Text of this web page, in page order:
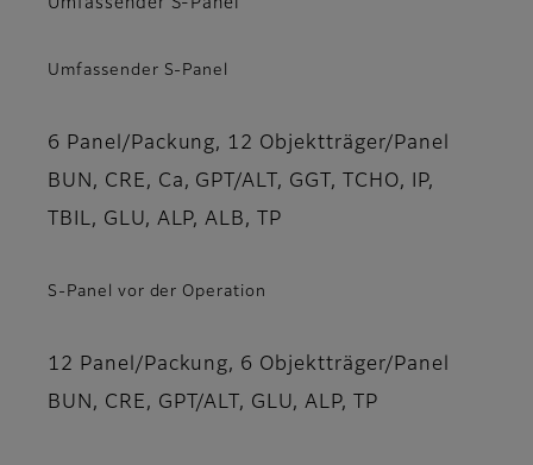
Umfassender S-Panel
Umfassender S-Panel
6 Panel/Packung, 12 Objektträger/Panel
BUN, CRE, Ca, GPT/ALT, GGT, TCHO, IP,
TBIL, GLU, ALP, ALB, TP
S-Panel vor der Operation
12 Panel/Packung, 6 Objektträger/Panel
BUN, CRE, GPT/ALT, GLU, ALP, TP